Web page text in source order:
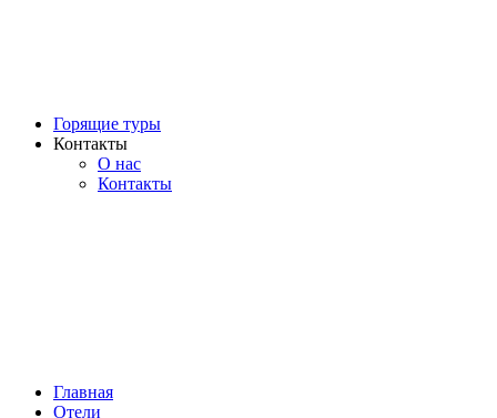
Горящие туры
Контакты
О нас
Контакты
Главная
Отели